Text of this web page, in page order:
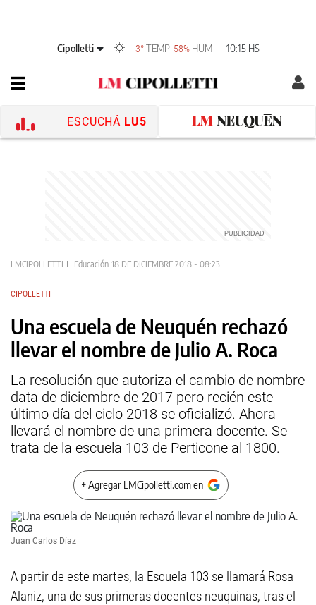
Cipolletti 3° TEMP 58% HUM 10:15 HS
ESCUCHÁ LU5
LMCIPOLLETTI Educación 18 DE DICIEMBRE 2018 - 08:23
CIPOLLETTI
Una escuela de Neuquén rechazó
llevar el nombre de Julio A. Roca
La resolución que autoriza el cambio de nombre
data de diciembre de 2017 pero recién este
último día del ciclo 2018 se oficializó. Ahora
llevará el nombre de una primera docente. Se
trata de la escuela 103 de Perticone al 1800.
+ Agregar LMCipolletti.com en
Juan Carlos Díaz
A partir de este martes, la Escuela 103 se llamará Rosa
Alaniz, una de sus primeras docentes neuquinas, tras el